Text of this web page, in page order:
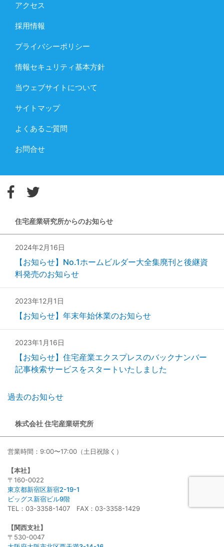
アクセス
採用情報
プライバシーポリシー
情報セキュリティ基本方針
当ウェブサイトについて
サイトマップ
よくあるご質問
お問合せ
住宅産業研究所からのお知らせ
2024年2月16日
【お知らせ】No.1ホームビルダー大全集廃刊と後継資
料発売のお知らせ
2023年12月1日
【お知らせ】年末年始休業のお知らせ
2023年1月16日
【お知らせ】住宅産業エクスプレスのバックナンバー
記事検索サービスをスタートいたしました
過去のお知らせ
株式会社 住宅産業研究所
営業時間：9:00〜17:00（土日祝除く）
【本社】
〒160-0022
東京都新宿区新宿2-19-1
ビッグス新宿ビル9階
TEL：03-3358-1407 FAX：03-3358-1429
【関西支社】
〒530-0047